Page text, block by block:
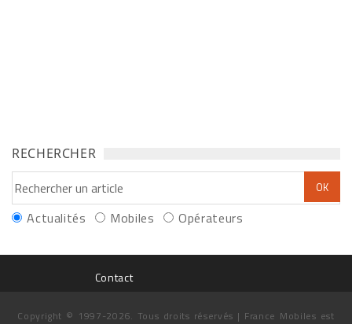
RECHERCHER
Actualités Mobiles Opérateurs
Contact
Copyright © 1997-2026. Tous droits réservés | France Mobiles est